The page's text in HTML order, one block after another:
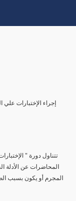
تتناول دورة "
المحاضرات عن الأدلة
المجرم أو يكون بسبب